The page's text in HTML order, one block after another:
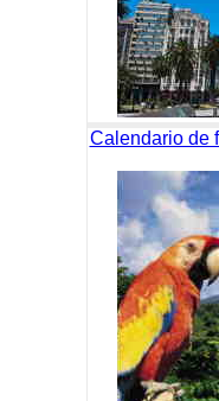
Calendario de